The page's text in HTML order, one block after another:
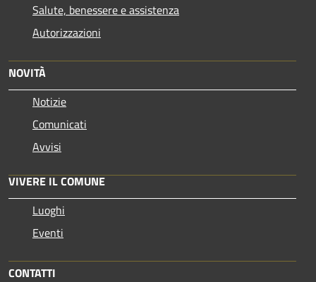
Salute, benessere e assistenza
Autorizzazioni
NOVITÀ
Notizie
Comunicati
Avvisi
VIVERE IL COMUNE
Luoghi
Eventi
CONTATTI